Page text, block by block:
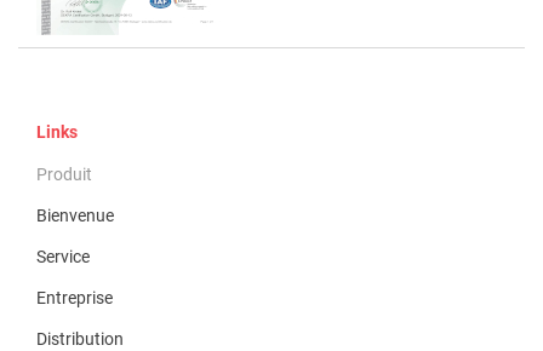
Links
Produit
Bienvenue
Service
Entreprise
Distribution